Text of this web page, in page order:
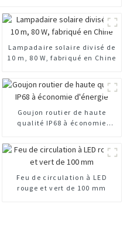
Lampadaire solaire divisé de
10 m, 80 W, fabriqué en Chine
Goujon routier de haute
qualité IP68 à économie
Feu de circulation à LED
rouge et vert de 100 mm